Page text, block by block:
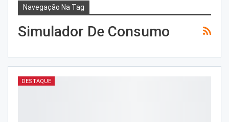
Navegação Na Tag
Simulador De Consumo
DESTAQUE